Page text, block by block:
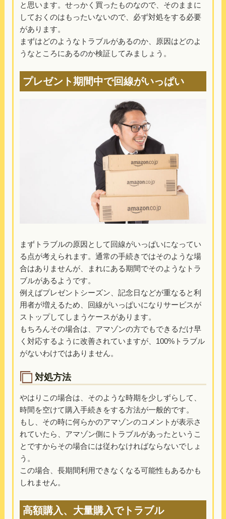
と思います。せっかく買ったものなので、そのままに
しておくのはもったいないので、必ず対処をする必要
があります。
まずはどのようなトラブルがあるのか、原因はどのよ
うなところにあるのか検証してみましょう。
プレゼント期間中で回線がいっぱい
まずトラブルの原因として回線がいっぱいになってい
る点が考えられます。通常の手続きではそのような場
合はありませんが、まれにある期間でそのようなトラ
ブルがあるようです。
例えばプレゼントシーズン、記念日などが重なると利
用者が増えるため、回線がいっぱいになりサービスが
ストップしてしまうケースがあります。
もちろんその場合は、アマゾンの方でもできるだけ早
く対応するように改善されていますが、100%トラブル
がないわけではありません。
対処方法
やはりこの場合は、そのような時期を少しずらして、
時間を空けて購入手続きをする方法が一般的です。
もし、その時に何らかのアマゾンのコメントが表示さ
れていたら、アマゾン側にトラブルがあったというこ
とですからその場合には従わなければならないでしょ
う。
この場合、長期間利用できなくなる可能性もあるかも
しれません。
高額購入、大量購入でトラブル